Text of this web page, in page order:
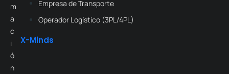
m
a
c
i
ó
n
Empresa de Transporte
Operador Logístico (3PL/4PL)
X-Minds